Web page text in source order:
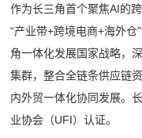
作为长三角首个聚焦AI的
“产业带+跨境电商+海外仓
角一体化发展国家战略，
集群，整合全链条供应链
内外贸一体化协同发展。
业协会（UFI）认证。